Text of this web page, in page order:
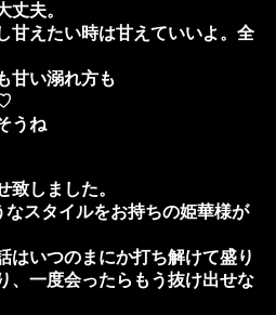
丈夫。
甘えたい時は甘えていいよ。全
甘い溺れ方も
うね
致しました。
スタイルをお持ちの姫華様が
はいつのまにか打ち解けて盛り
、一度会ったらもう抜け出せな